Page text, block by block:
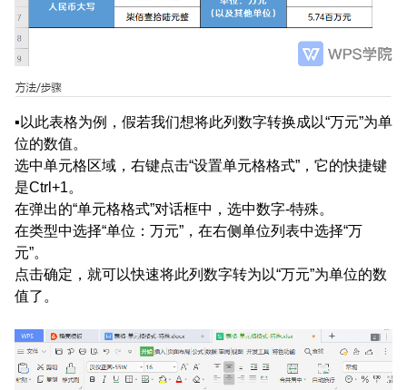
▪以此表格为例，假若我们想将此列数字转换成以“万元”为单
位的数值。
选中单元格区域，右键点击“设置单元格格式”，它的快捷键
是Ctrl+1。
在弹出的“单元格格式”对话框中，选中数字-特殊。
在类型中选择“单位：万元”，在右侧单位列表中选择“万
元”。
点击确定，就可以快速将此列数字转为以“万元”为单位的数
值了。